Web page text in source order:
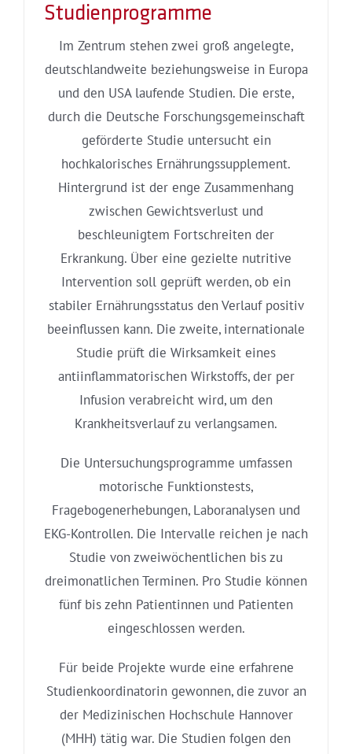
Studienprogramme
Im Zentrum stehen zwei groß angelegte,
deutschlandweite beziehungsweise in Europa
und den USA laufende Studien. Die erste,
durch die Deutsche Forschungsgemeinschaft
geförderte Studie untersucht ein
hochkalorisches Ernährungssupplement.
Hintergrund ist der enge Zusammenhang
zwischen Gewichtsverlust und
beschleunigtem Fortschreiten der
Erkrankung. Über eine gezielte nutritive
Intervention soll geprüft werden, ob ein
stabiler Ernährungsstatus den Verlauf positiv
beeinflussen kann. Die zweite, internationale
Studie prüft die Wirksamkeit eines
antiinflammatorischen Wirkstoffs, der per
Infusion verabreicht wird, um den
Krankheitsverlauf zu verlangsamen.
Die Untersuchungsprogramme umfassen
motorische Funktionstests,
Fragebogenerhebungen, Laboranalysen und
EKG-Kontrollen. Die Intervalle reichen je nach
Studie von zweiwöchentlichen bis zu
dreimonatlichen Terminen. Pro Studie können
fünf bis zehn Patientinnen und Patienten
eingeschlossen werden.
Für beide Projekte wurde eine erfahrene
Studienkoordinatorin gewonnen, die zuvor an
der Medizinischen Hochschule Hannover
(MHH) tätig war. Die Studien folgen den